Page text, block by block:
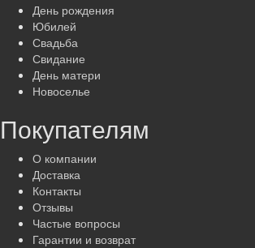
День рождения
Юбилей
Свадьба
Свидание
День матери
Новоселье
Покупателям
О компании
Доставка
Контакты
Отзывы
Частые вопросы
Гарантии и возврат